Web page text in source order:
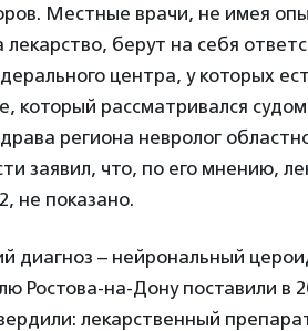
Местные врачи, не имея
лекарство, берут на себя
центра, у которых
который рассматривался
региона невролог
заявил, что, по его мнению,
не показано.
диагноз – нейрональный
Ростова-на-Дону поставили в
лекарственный